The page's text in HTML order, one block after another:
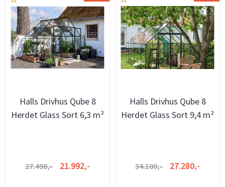
Halls Drivhus Qube 8
Herdet Glass Sort 6,3 m²
27.490,- 21.992,-
Halls Drivhus Qube 8
Herdet Glass Sort 9,4 m²
34.100,- 27.280,-